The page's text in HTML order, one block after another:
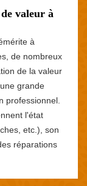
valeur à
à
de nombreux
de la valeur
grande
professionnel.
l'état
etc.), son
réparations